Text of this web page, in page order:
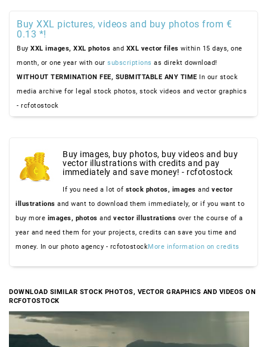
Buy XXL pictures, videos and buy photos from €
0.13 *!
Buy XXL images, XXL photos and XXL vector files within 15 days, one
month, or one year with our subscriptions as direkt download!
WITHOUT TERMINATION FEE, SUBMITTABLE ANY TIME In our stock
media archive for legal stock photos, stock videos and vector graphics
- rcfotostock
Buy images, buy photos, buy videos and buy
vector illustrations with credits and pay
immediately and save money! - rcfotostock
If you need a lot of stock photos, images and vector
illustrations and want to download them immediately, or if you want to
buy more images, photos and vector illustrations over the course of a
year and need them for your projects, credits can save you time and
money. In our photo agency - rcfotostockMore information on credits
DOWNLOAD SIMILAR STOCK PHOTOS, VECTOR GRAPHICS AND VIDEOS ON
RCFOTOSTOCK